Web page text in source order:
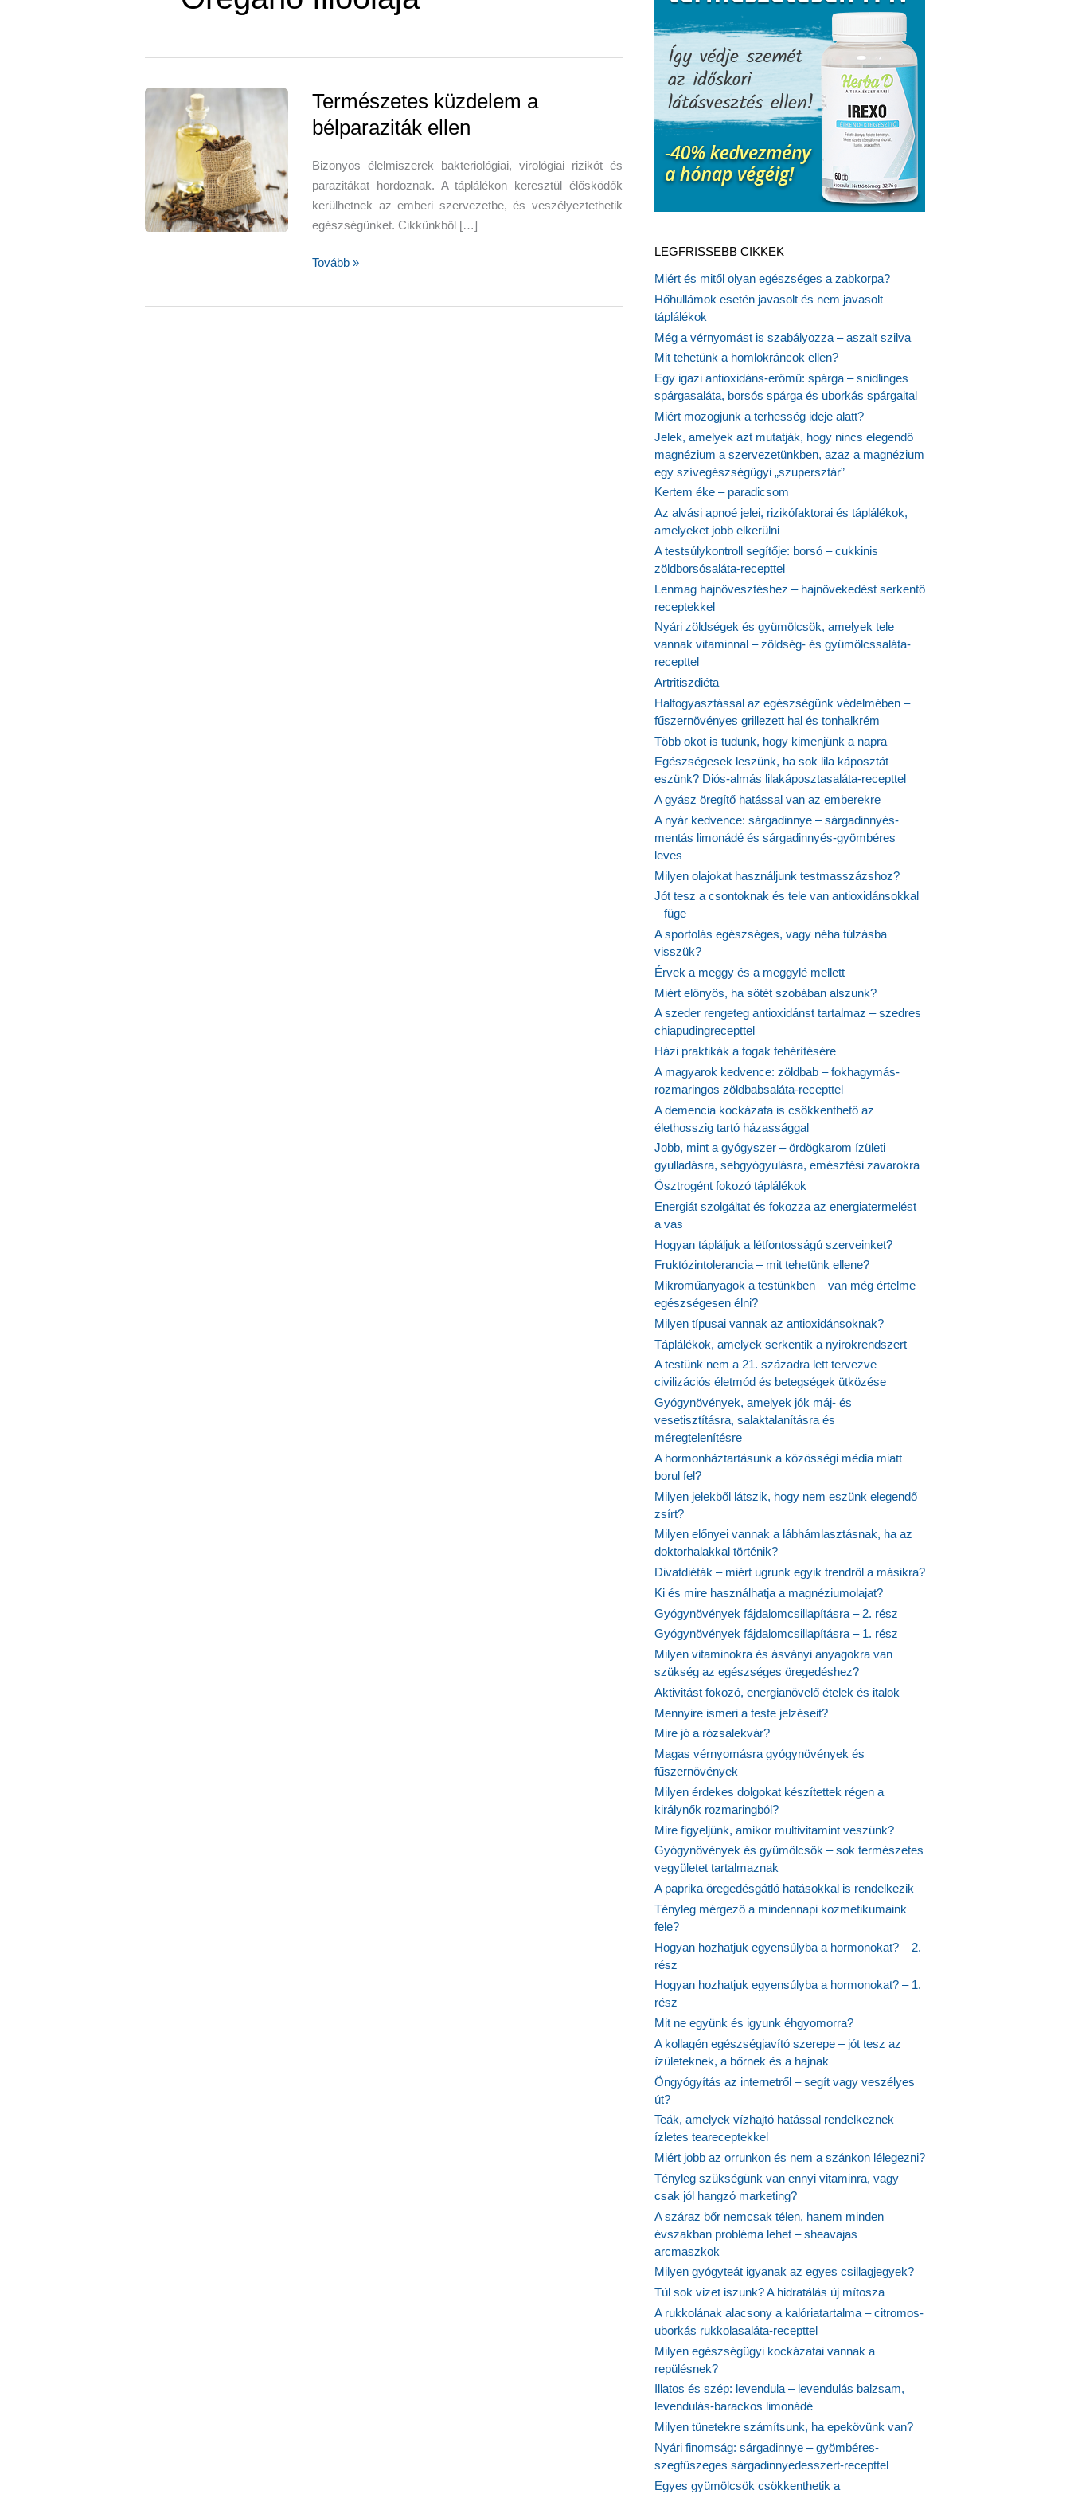
Természetes küzdelem a
bélparaziták ellen
Bizonyos élelmiszerek bakteriológiai, virológiai rizikót és
parazitákat hordoznak. A táplálékon keresztül élősködők
kerülhetnek az emberi szervezetbe, és veszélyeztethetik
egészségünket. Cikkünkből […]
Természetes
Tovább »
LEGFRISSEBB CIKKEK
Miért és mitől olyan egészséges a zabkorpa?
Hőhullámok esetén javasolt és nem javasolt
táplálékok
Még a vérnyomást is szabályozza – aszalt szilva
Mit tehetünk a homlokráncok ellen?
Egy igazi antioxidáns-erőmű: spárga – snidlinges
spárgasaláta, borsós spárga és uborkás spárgaital
Miért mozogjunk a terhesség ideje alatt?
Jelek, amelyek azt mutatják, hogy nincs elegendő
magnézium a szervezetünkben, azaz a magnézium
egy szívegészségügyi „szupersztár”
Kertem éke – paradicsom
Az alvási apnoé jelei, rizikófaktorai és táplálékok,
amelyeket jobb elkerülni
A testsúlykontroll segítője: borsó – cukkinis
zöldborsósaláta-recepttel
Lenmag hajnövesztéshez – hajnövekedést serkentő
receptekkel
Nyári zöldségek és gyümölcsök, amelyek tele
vannak vitaminnal – zöldség- és gyümölcssaláta-
recepttel
Artritiszdiéta
Halfogyasztással az egészségünk védelmében –
fűszernövényes grillezett hal és tonhalkrém
Több okot is tudunk, hogy kimenjünk a napra
Egészségesek leszünk, ha sok lila káposztát
eszünk? Diós-almás lilakáposztasaláta-recepttel
A gyász öregítő hatással van az emberekre
A nyár kedvence: sárgadinnye – sárgadinnyés-
mentás limonádé és sárgadinnyés-gyömbéres
leves
Milyen olajokat használjunk testmasszázshoz?
Jót tesz a csontoknak és tele van antioxidánsokkal
– füge
A sportolás egészséges, vagy néha túlzásba
visszük?
Érvek a meggy és a meggylé mellett
Miért előnyös, ha sötét szobában alszunk?
A szeder rengeteg antioxidánst tartalmaz – szedres
chiapudingrecepttel
Házi praktikák a fogak fehérítésére
A magyarok kedvence: zöldbab – fokhagymás-
rozmaringos zöldbabsaláta-recepttel
A demencia kockázata is csökkenthető az
élethosszig tartó házassággal
Jobb, mint a gyógyszer – ördögkarom ízületi
gyulladásra, sebgyógyulásra, emésztési zavarokra
Ösztrogént fokozó táplálékok
Energiát szolgáltat és fokozza az energiatermelést
a vas
Hogyan tápláljuk a létfontosságú szerveinket?
Fruktózintolerancia – mit tehetünk ellene?
Mikroműanyagok a testünkben – van még értelme
egészségesen élni?
Milyen típusai vannak az antioxidánsoknak?
Táplálékok, amelyek serkentik a nyirokrendszert
A testünk nem a 21. századra lett tervezve –
civilizációs életmód és betegségek ütközése
Gyógynövények, amelyek jók máj- és
vesetisztításra, salaktalanításra és
méregtelenítésre
A hormonháztartásunk a közösségi média miatt
borul fel?
Milyen jelekből látszik, hogy nem eszünk elegendő
zsírt?
Milyen előnyei vannak a lábhámlasztásnak, ha az
doktorhalakkal történik?
Divatdiéták – miért ugrunk egyik trendről a másikra?
Ki és mire használhatja a magnéziumolajat?
Gyógynövények fájdalomcsillapításra – 2. rész
Gyógynövények fájdalomcsillapításra – 1. rész
Milyen vitaminokra és ásványi anyagokra van
szükség az egészséges öregedéshez?
Aktivitást fokozó, energianövelő ételek és italok
Mennyire ismeri a teste jelzéseit?
Mire jó a rózsalekvár?
Magas vérnyomásra gyógynövények és
fűszernövények
Milyen érdekes dolgokat készítettek régen a
királynők rozmaringból?
Mire figyeljünk, amikor multivitamint veszünk?
Gyógynövények és gyümölcsök – sok természetes
vegyületet tartalmaznak
A paprika öregedésgátló hatásokkal is rendelkezik
Tényleg mérgező a mindennapi kozmetikumaink
fele?
Hogyan hozhatjuk egyensúlyba a hormonokat? – 2.
rész
Hogyan hozhatjuk egyensúlyba a hormonokat? – 1.
rész
Mit ne együnk és igyunk éhgyomorra?
A kollagén egészségjavító szerepe – jót tesz az
ízületeknek, a bőrnek és a hajnak
Öngyógyítás az internetről – segít vagy veszélyes
út?
Teák, amelyek vízhajtó hatással rendelkeznek –
ízletes teareceptekkel
Miért jobb az orrunkon és nem a szánkon lélegezni?
Tényleg szükségünk van ennyi vitaminra, vagy
csak jól hangzó marketing?
A száraz bőr nemcsak télen, hanem minden
évszakban probléma lehet – sheavajas
arcmaszkok
Milyen gyógyteát igyanak az egyes csillagjegyek?
Túl sok vizet iszunk? A hidratálás új mítosza
A rukkolának alacsony a kalóriatartalma – citromos-
uborkás rukkolasaláta-recepttel
Milyen egészségügyi kockázatai vannak a
repülésnek?
Illatos és szép: levendula – levendulás balzsam,
levendulás-barackos limonádé
Milyen tünetekre számítsunk, ha epekövünk van?
Nyári finomság: sárgadinnye – gyömbéres-
szegfűszeges sárgadinnyedesszert-recepttel
Egyes gyümölcsök csökkenthetik a